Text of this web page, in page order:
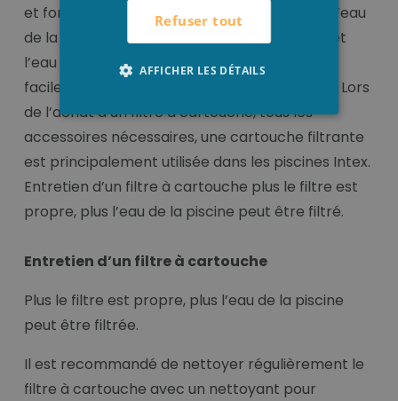
et fonctionne avec une cartouche filtrante. L’eau
de la piscine traverse la cartouche filtrante et
l’eau est filtrée. Une cartouche filtrante est
facilement remplaçable et à un prix modéré. Lors
de l’achat d’un filtre à cartouche, tous les
accessoires nécessaires, une cartouche filtrante
est principalement utilisée dans les piscines Intex.
Entretien d’un filtre à cartouche plus le filtre est
propre, plus l’eau de la piscine peut être filtré.
Entretien d’un filtre à cartouche
Plus le filtre est propre, plus l’eau de la piscine
peut être filtrée.
Il est recommandé de nettoyer régulièrement le
filtre à cartouche avec un nettoyant pour
Refuser tout
AFFICHER LES DÉTAILS